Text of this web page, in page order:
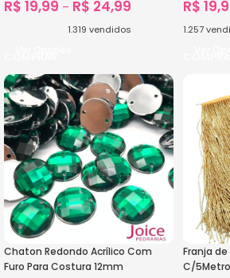
R$ 19,99 – R$ 24,99
1.319 vendidos
R$
1.257
Chaton Redondo Acrílico Com
Furo Para Costura 12mm
Franja
C/